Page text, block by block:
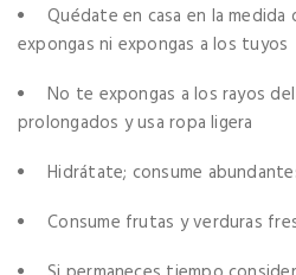
Quédate en casa en la
expongas ni expongas a los tuyos
No te expongas a los rayos
prolongados y usa ropa ligera
Hidrátate; consume
Consume frutas y verduras